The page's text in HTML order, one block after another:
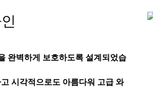
완벽하게 보호하도록 설계되었습
시각적으로도 아름다워 고급 와